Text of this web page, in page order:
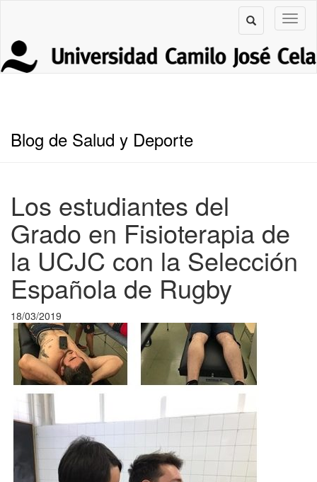
Blog de Salud y Deporte
Los estudiantes del
Grado en Fisioterapia de
la UCJC con la Selección
Española de Rugby
18/03/2019